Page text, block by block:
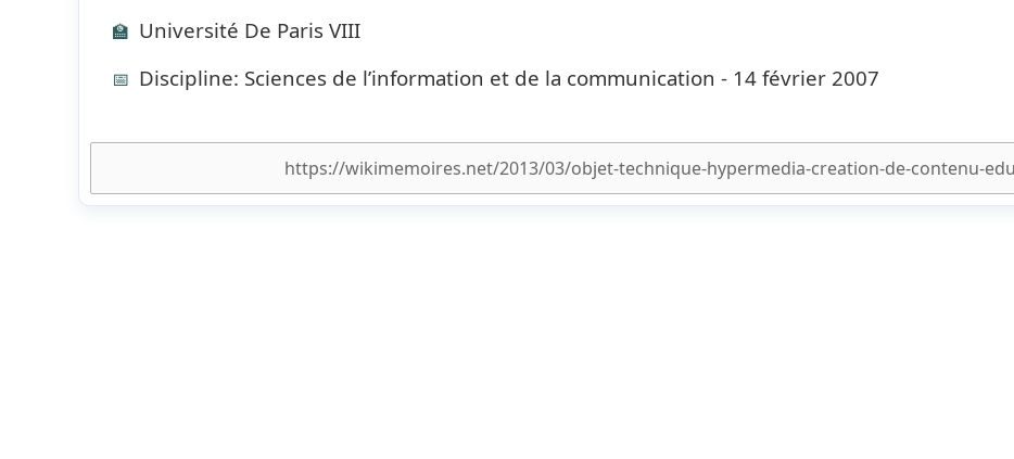
🏫 Université De Paris VIII
📅 Discipline: Sciences de l’information et de la communication - 14 février 2007